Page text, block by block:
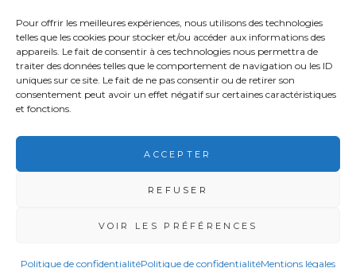
Pour offrir les meilleures expériences, nous utilisons des technologies
telles que les cookies pour stocker et/ou accéder aux informations des
appareils. Le fait de consentir à ces technologies nous permettra de
traiter des données telles que le comportement de navigation ou les ID
uniques sur ce site. Le fait de ne pas consentir ou de retirer son
consentement peut avoir un effet négatif sur certaines caractéristiques
et fonctions.
ACCEPTER
REFUSER
VOIR LES PRÉFÉRENCES
Politique de confidentialitéPolitique de confidentialitéMentions légales
9h00-11h00
MENTIONS LÉGALES POLITIQUE DE CONFIDENTIALITÉ